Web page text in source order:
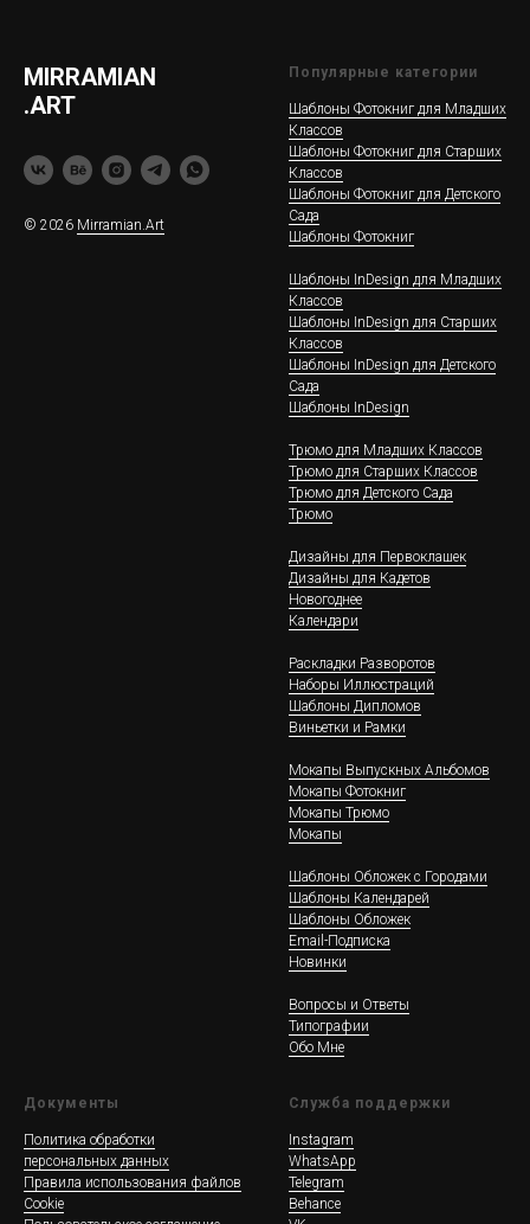
MIRRAMIAN
.ART
© 2026 Mirramian.Art
Популярные категории
Шаблоны Фотокниг для Младших
Классов
Шаблоны Фотокниг для Старших
Классов
Шаблоны Фотокниг для Детского
Сада
Шаблоны Фотокниг
Шаблоны InDesign для Младших
Классов
Шаблоны InDesign для Старших
Классов
Шаблоны InDesign для Детского
Сада
Шаблоны InDesign
Трюмо для Младших Классов
Трюмо для Старших Классов
Трюмо для Детского Сада
Трюмо
Дизайны для Первоклашек
Дизайны для Кадетов
Новогоднее
Календари
Раскладки Разворотов
Наборы Иллюстраций
Шаблоны Дипломов
Виньетки и Рамки
Мокапы Выпускных Альбомов
Мокапы Фотокниг
Мокапы Трюмо
Мокапы
Шаблоны Обложек c Городами
Шаблоны Календарей
Шаблоны Обложек
Email-Подписка
Новинки
Вопросы и Ответы
Типографии
Обо Мне
Документы
Политика обработки
персональных данных
Правила использования файлов
Cookie
Служба поддержки
Instagram
WhatsApp
Telegram
Behance